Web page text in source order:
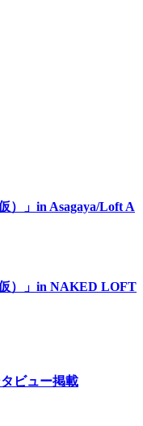
）」in Asagaya/Loft A
）」in NAKED LOFT
ビュー掲載